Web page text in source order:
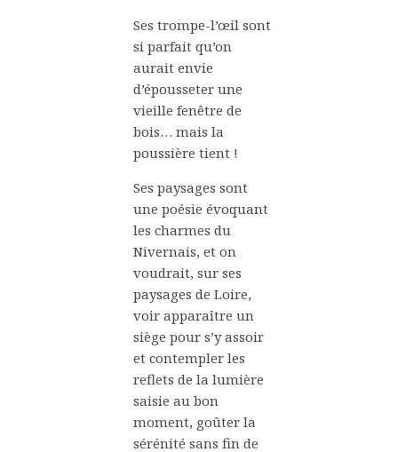
Ses trompe-l’œil sont
si parfait qu’on
aurait envie
d’épousseter une
vieille fenêtre de
bois… mais la
poussière tient !
Ses paysages sont
une poésie évoquant
les charmes du
Nivernais, et on
voudrait, sur ses
paysages de Loire,
voir apparaître un
siège pour s’y assoir
et contempler les
reflets de la lumière
saisie au bon
moment, goûter la
sérénité sans fin de